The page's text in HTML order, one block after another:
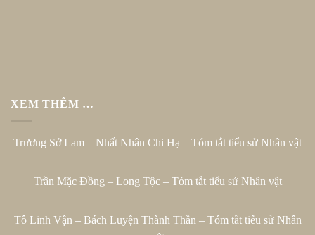
XEM THÊM …
Trương Sở Lam – Nhất Nhân Chi Hạ – Tóm tắt tiểu sử Nhân vật
Trần Mặc Đồng – Long Tộc – Tóm tắt tiểu sử Nhân vật
Tô Linh Vận – Bách Luyện Thành Thần – Tóm tắt tiểu sử Nhân